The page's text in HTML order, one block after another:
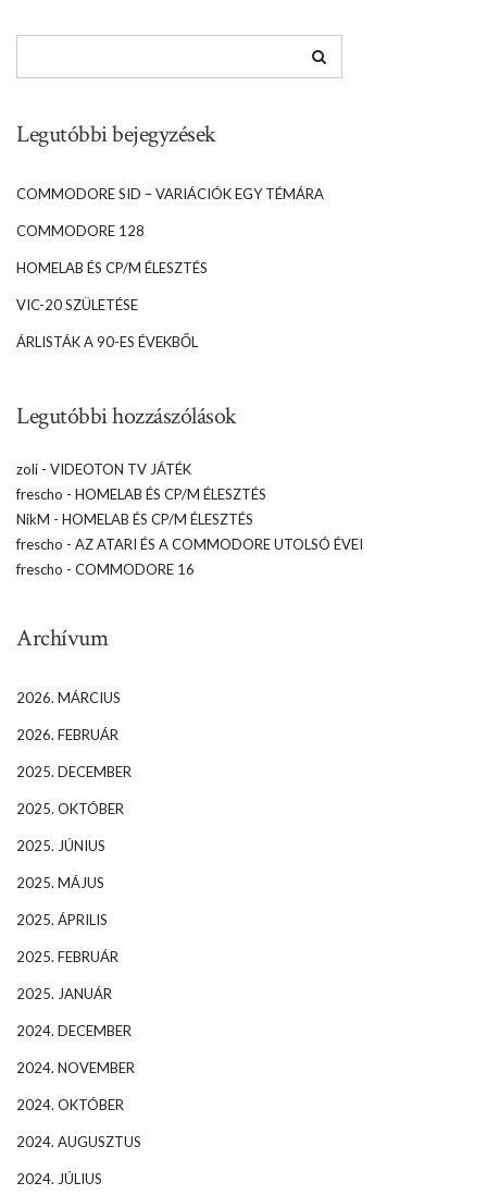
Legutóbbi bejegyzések
COMMODORE SID – VARIÁCIÓK EGY TÉMÁRA
COMMODORE 128
HOMELAB ÉS CP/M ÉLESZTÉS
VIC-20 SZÜLETÉSE
ÁRLISTÁK A 90-ES ÉVEKBŐL
Legutóbbi hozzászólások
zoli - VIDEOTON TV JÁTÉK
frescho - HOMELAB ÉS CP/M ÉLESZTÉS
NikM - HOMELAB ÉS CP/M ÉLESZTÉS
frescho - AZ ATARI ÉS A COMMODORE UTOLSÓ ÉVEI
frescho - COMMODORE 16
Archívum
2026. MÁRCIUS
2026. FEBRUÁR
2025. DECEMBER
2025. OKTÓBER
2025. JÚNIUS
2025. MÁJUS
2025. ÁPRILIS
2025. FEBRUÁR
2025. JANUÁR
2024. DECEMBER
2024. NOVEMBER
2024. OKTÓBER
2024. AUGUSZTUS
2024. JÚLIUS